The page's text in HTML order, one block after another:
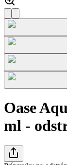
Oase
ml -